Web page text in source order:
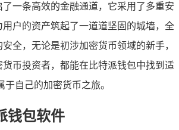
一条高效的金融通道，它采用了多重安
户的资产筑起了一道道坚固的城墙，全
全，无论是初涉加密货币领域的新手，
币投资者，都能在比特派钱包中找到适
自己的加密货币之旅。
钱包软件